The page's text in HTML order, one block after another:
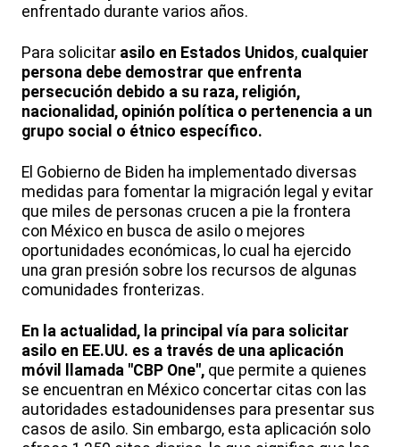
enfrentado durante varios años.
Para solicitar asilo en Estados Unidos, cualquier
persona debe demostrar que enfrenta
persecución debido a su raza, religión,
nacionalidad, opinión política o pertenencia a un
grupo social o étnico específico.
El Gobierno de Biden ha implementado diversas
medidas para fomentar la migración legal y evitar
que miles de personas crucen a pie la frontera
con México en busca de asilo o mejores
oportunidades económicas, lo cual ha ejercido
una gran presión sobre los recursos de algunas
comunidades fronterizas.
En la actualidad, la principal vía para solicitar
asilo en EE.UU. es a través de una aplicación
móvil llamada "CBP One", que permite a quienes
se encuentran en México concertar citas con las
autoridades estadounidenses para presentar sus
casos de asilo. Sin embargo, esta aplicación solo